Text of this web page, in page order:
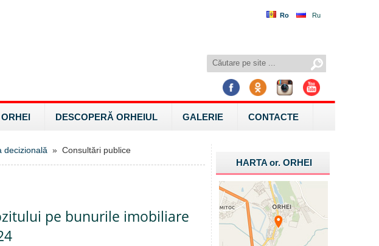
Ro Ru
DESCOPERĂ ORHEIUL GALERIE CONTACTE
decizională » Consultări publice
pe bunurile imobiliare
HARTA or.ORHEI